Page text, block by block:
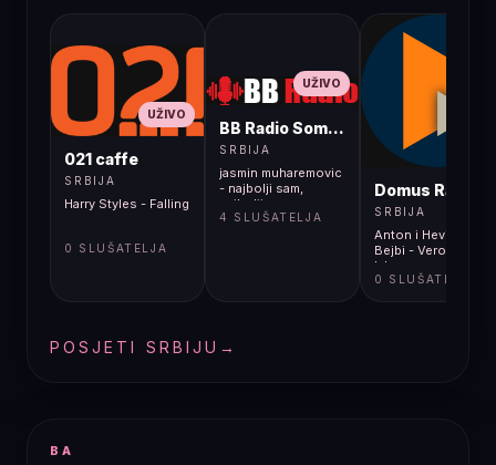
UŽIVO
021 caffe
SRBIJA
Harry Styles - Falling
0 SLUŠATELJA
UŽIVO
BB Radio Sombor
SRBIJA
jasmin muharemovic
- najbolji sam,
najbolji
4 SLUŠATELJA
Domus Radio
SRBIJA
Anton i Hevi Hipi
Bejbi - Verovati je
lako
0 SLUŠATELJA
POSJETI SRBIJU →
BA